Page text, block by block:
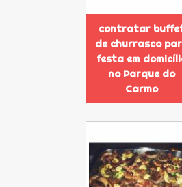
contratar
de churrasco
festa em
no Parque do
Carmo